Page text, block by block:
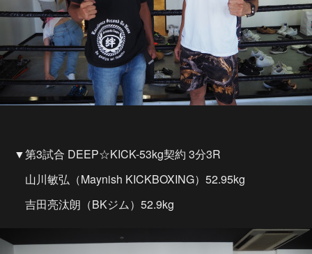
▼第3試合 DEEP☆KICK-53kg契約 3分3R
山川敏弘（Maynish KICKBOXING）52.95kg
吉田亮汰朗（BKジム）52.9kg